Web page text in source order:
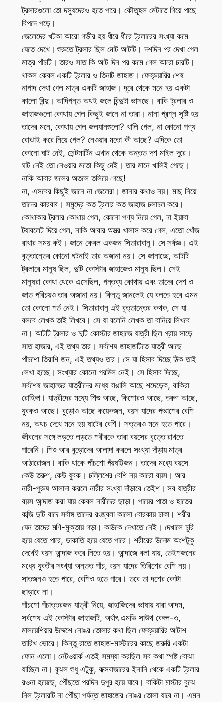
ট্রলারগুলো তো দস্যুদেরও হতে পারে। কৌতূহল মেটাতে গিয়ে পাছে
বিপদে পড়ে।
জেলেদের খটকা আরো গভীর হয় ধীরে ধীরে ট্রলারের সংখ্যা কমে
যেতে দেখে। শুরুতে ট্রলার ছিল মোট আটটি। দশদিন পর দেখা গেল
মাত্র পাঁচটি। তারও সাত কি আট দিন পর কমে গেল আরো চারটি।
থাকল কেবল একটি ট্রলার ও তিনটি জাহাজ। ফেব্রুয়ারির শেষ
নাগাদ দেখা গেল মাত্র একটি জাহাজ। দূরে থেকে মনে হয় একটা
কালো বিন্দু। আদিগন্ত অথই জলে বিন্দুটা ভাসছে। বাকি ট্রলার ও
জাহাজগুলো কোথায় গেল কিছুই জানে না তারা। নানা প্রশ্ন সৃষ্টি হয়
তাদের মনে, কোথায় গেল জলযানগুলো? খালি গেল, না কোনো পণ্য
বোঝাই করে নিয়ে গেল? নেওয়ার মতো কী আছে? এদিকে তো
কোনো ঘাট নেই, সেন্টমার্টিন এখান থেকে অন্তত দশ মাইল দূরে।
ঘাট নেই তো নেওয়ার মতো কিছু নেই। তার মানে খালিই গেছে।
নাকি আবার জলের অতলে তলিয়ে গেছে!
না, এসবের কিছুই জানে না জেলেরা। জানার কথাও নয়। মাছ নিয়ে
তাদের কারবার। সমুদ্রে কত ট্রলার কত জাহাজ চলাচল করে।
কোথাকার ট্রলার কোথায় গেল, কোনো পণ্য নিয়ে গেল, না ইয়াবা
ট্যাবলেট দিয়ে গেল, নাকি আবার অস্ত্র খালাস করে গেল, এতো খোঁজ
রাখার সময় কই। জানে কেবল একজন সিতারাবানু। সে সর্বজ্ঞ। এই
বৃত্তান্তের কোনো ঘটনাই তার অজানা নয়। সে জানাচ্ছে, আটটি
ট্রলারে মানুষ ছিল, দুটি কোস্টার জাহাজেও মানুষ ছিল। সেই
মানুষরা কোথা থেকে এসেছিল, গন্তব্য কোথায় এবং তাদের দেশ ও
জাত পরিচয়ও তার অজানা নয়। কিন্তু জানলেই যে বলতে হবে এমন
তো কোনো শর্ত নেই। সিতারাবানু এই বৃত্তান্তের কথক, সে যা
বলবে লেখক তাই লিখবে। সে যা বলেনি লেখক তা বানিয়ে লিখবে
না। আটটি ট্রলার ও দুটি কোস্টার জাহাজে যাত্রী ছিল প্রায় সাড়ে
সাত হাজার, এই তথ্য তার। সর্বশেষ জাহাজটিতে যাত্রী আছে
পাঁচশো তিরাশি জন, এই তথ্যও তার। সে যা হিসাব দিচ্ছে ঠিক তাই
লেখা হচ্ছে। সংখ্যার কোনো গরমিল নেই। সে হিসাব দিচ্ছে,
সর্বশেষ জাহাজের যাত্রীদের মধ্যে বাঙালি আছে শদেড়েক, বাকিরা
রোহিঙ্গা। যাত্রীদের মধ্যে শিশু আছে, কিশোরও আছে, তরুণ আছে,
যুবকও আছে। বুড়োও আছে কয়েকজন, বয়স যাদের পঞ্চাশের বেশি
নয়, অথচ দেখে মনে হয় ষাটের বেশি। সত্তরও মনে হতে পারে।
জীবনের সঙ্গে লড়তে লড়তে শরীরকে তারা বয়সের বৃত্তে রাখতে
পারেনি। শিশু আর বুড়োদের আলাদা করলে সংখ্যা দাঁড়ায় মাত্র
আঠারোজন। বাকি থাকে পাঁচশো পঁয়ষট্টিজন। তাদের মধ্যে বয়সে
কেউ তরুণ, কেউ যুবক। চল্লিশের বেশি নয় কারো বয়স। আর
নারী-পুরুষ আলাদা করলে নারীর সংখ্যা দাঁড়াবে তেইশ। সব যাত্রীর
বয়স আন্দাজ করা যায় কেবল নারীদের ছাড়া। পায়ের পাতা ও হাতের
কব্জি দুটি বাদে সর্বাঙ্গ তাদের রংজ্বলা কালো বোরকায় ঢাকা। শরীর
যেন তাদের মণি-মুক্তায় গড়া। কাউকে দেখাতে নেই। দেখালে চুরি
হয়ে যেতে পারে, ডাকাতি হয়ে যেতে পারে। শরীরের উদোম অংশটুকু
দেখেই বয়স আন্দাজ করে নিতে হয়। আন্দাজে বলা যায়, তেইশজনের
মধ্যে যুবতীর সংখ্যা অন্তত পাঁচ, বয়স যাদের তিরিশের বেশি নয়।
সাতজনও হতে পারে, বেশিও হতে পারে। তবে তা দশের কোটা
ছাড়াবে না।
পাঁচশো পঁচাত্তরজন যাত্রী নিয়ে, জাহাজিদের ভাষায় যারা আদম,
সর্বশেষ এই কোস্টার জাহাজটি, অর্থাৎ এমভি সাউথ বেঙ্গল-৩,
মালয়েশিয়ার উদ্দেশে নোঙর তোলার কথা ছিল ফেব্রুয়ারির আটাশ
তারিখ ভোরে। কিন্তু রাতে জাহাজ-মাস্টারের কাছে জরুরি একটা
ফোন এলো। নেটওয়ার্ক এতই সমস্যা করছিল সব কথা স্পষ্ট বোঝা
যাচ্ছিল না। বুঝল শুধু এটুকু, কক্সবাজারের ইনানি থেকে একটি ট্রলার
রওনা হয়েছে, পৌঁছতে পরদিন দুপুর হয়ে যাবে। বাকিটা মাস্টার বুঝে
নিল ট্রলারটি না পৌঁছা পর্যন্ত জাহাজের নোঙর তোলা যাবে না। এমন